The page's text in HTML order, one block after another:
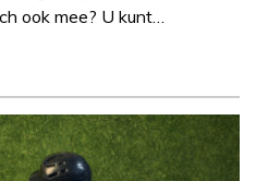
ook mee? U kunt…